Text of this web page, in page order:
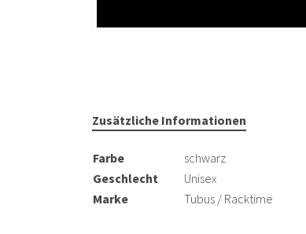
Zusätzliche Informationen
Farbe
schwarz
Geschlecht
Unisex
Marke
Tubus / Racktime